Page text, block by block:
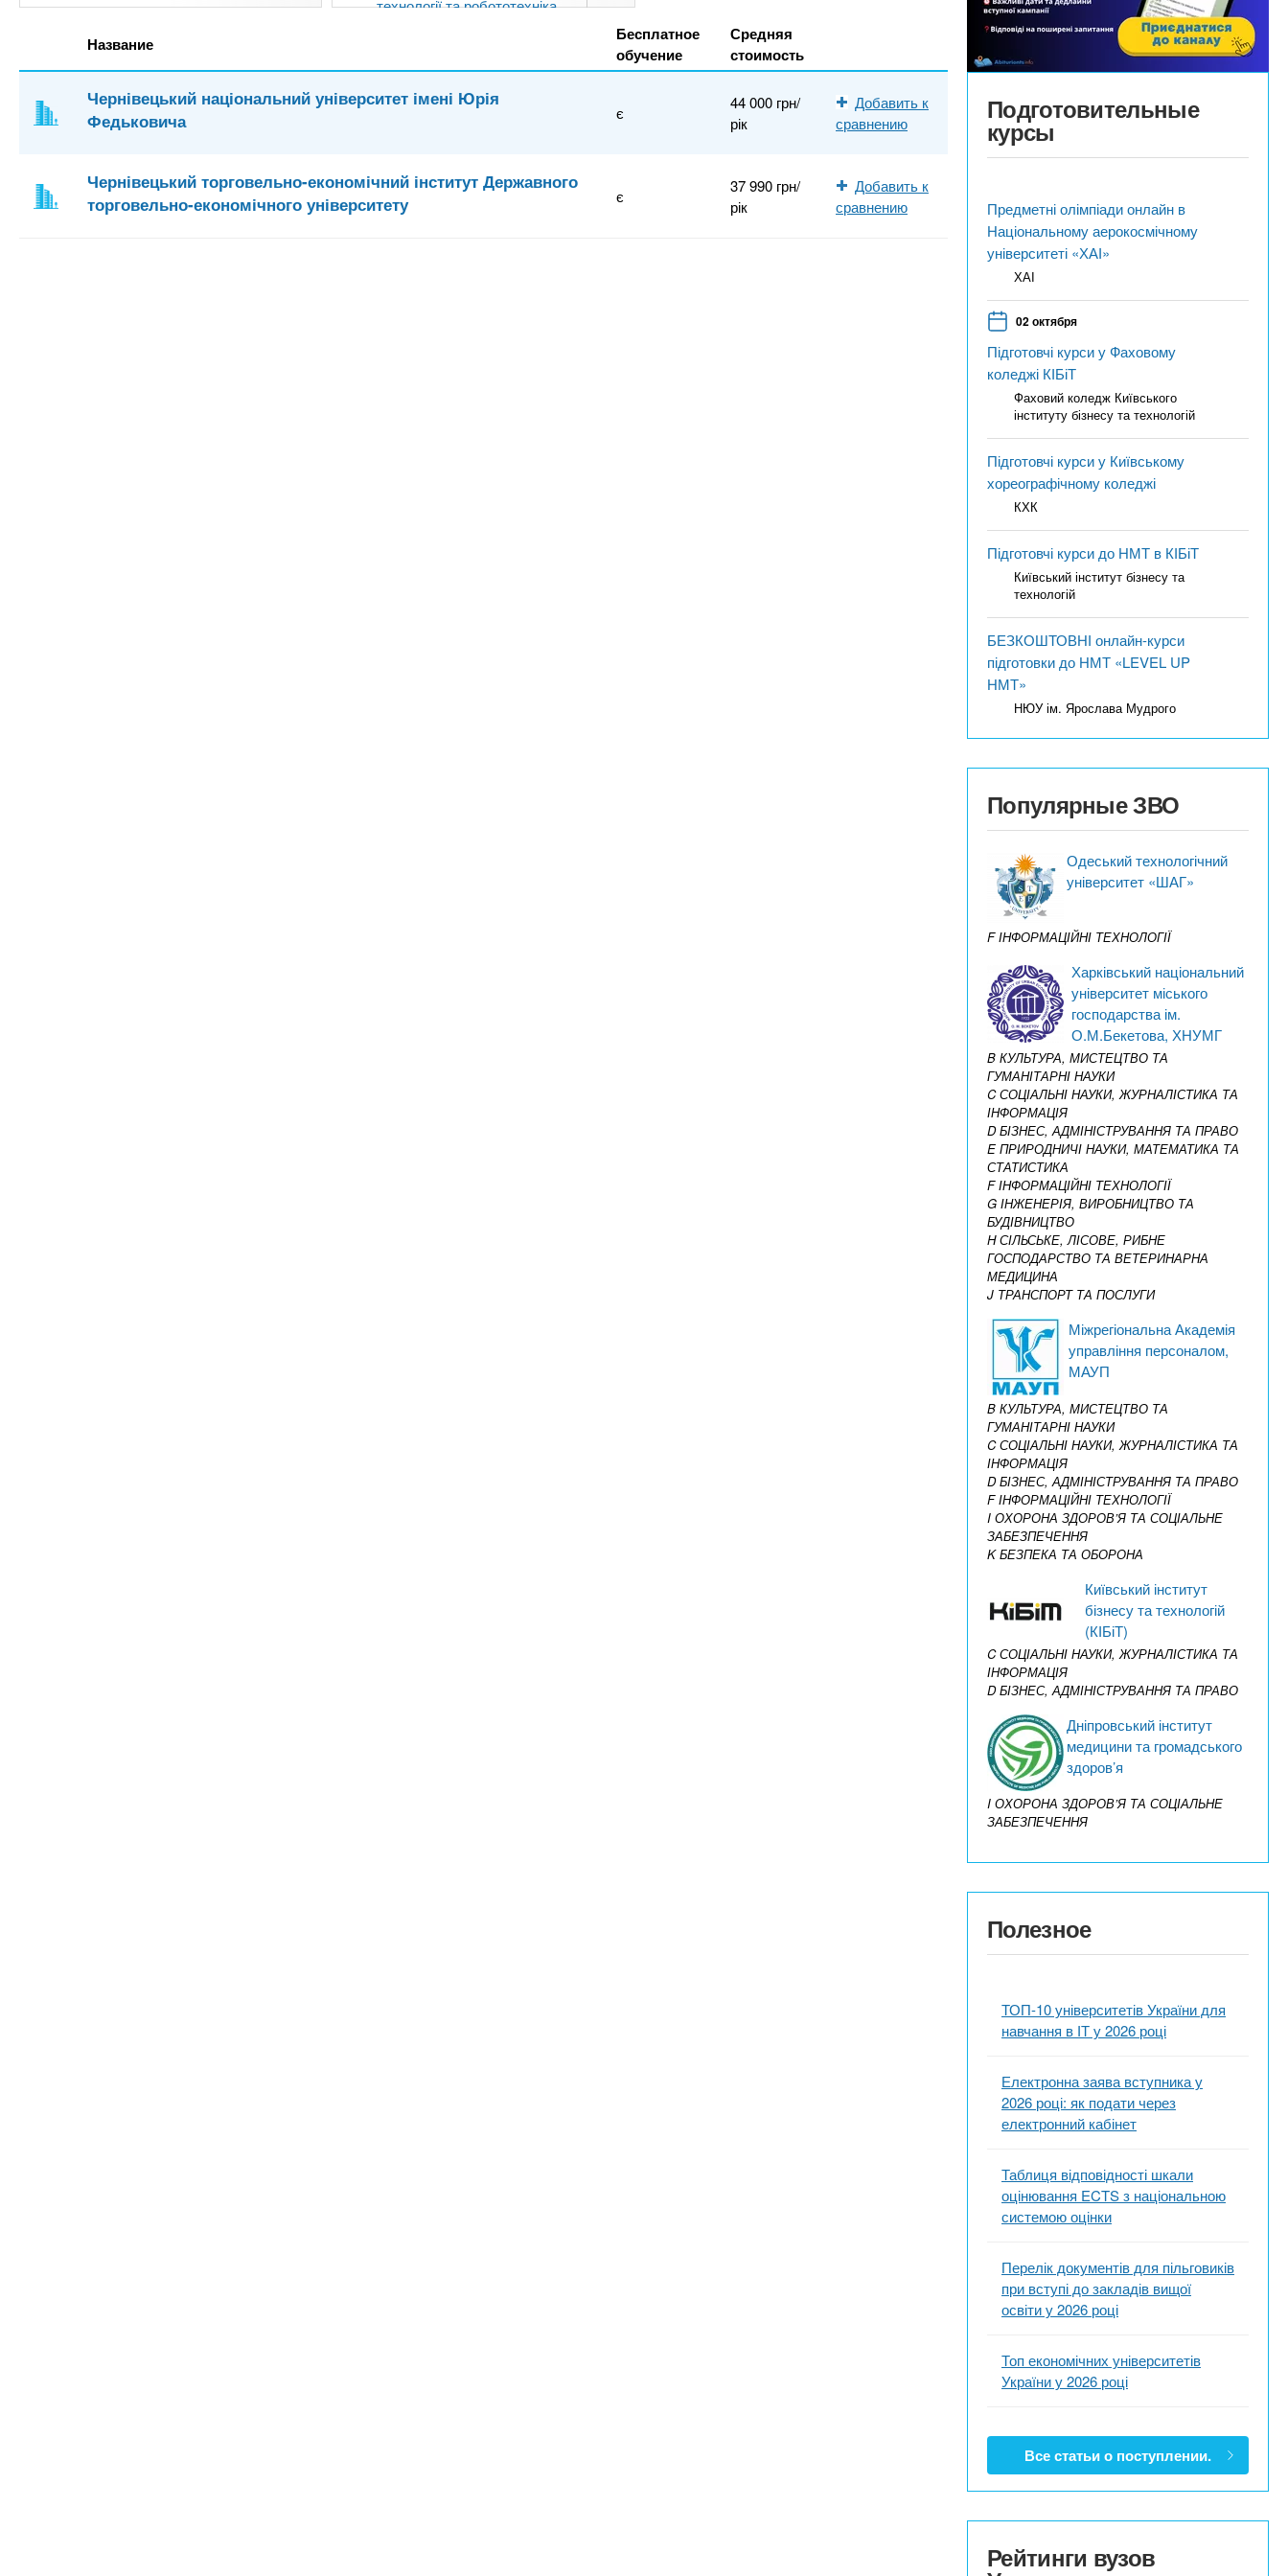
технології та робототехніка
Название
Бесплатное
обучение
Средняя
стоимость
Чернівецький національний університет імені Юрія
Федьковича
є
44 000 грн/
рік
Добавить к
сравнению
Чернівецький торговельно-економічний інститут Державного
торговельно-економічного університету
є
37 990 грн/
рік
Добавить к
сравнению
Подготовительные
курсы
Предметні олімпіади онлайн в
Національному аерокосмічному
університеті «ХАІ»
ХАІ
02 октября
Підготовчі курси у Фаховому
коледжі КІБіТ
Фаховий коледж Київського
інституту бізнесу та технологій
Підготовчі курси у Київському
хореографічному коледжі
КХК
Підготовчі курси до НМТ в КІБіТ
Київський інститут бізнесу та
технологій
БЕЗКОШТОВНІ онлайн-курси
підготовки до НМТ «LEVEL UP
НМТ»
НЮУ ім. Ярослава Мудрого
Популярные ЗВО
Одеський технологічний
університет «ШАГ»
F ІНФОРМАЦІЙНІ ТЕХНОЛОГІЇ
Харківський національний
університет міського
господарства ім.
О.М.Бекетова, ХНУМГ
B КУЛЬТУРА, МИСТЕЦТВО ТА
ГУМАНІТАРНІ НАУКИ
C СОЦІАЛЬНІ НАУКИ, ЖУРНАЛІСТИКА ТА
ІНФОРМАЦІЯ
D БІЗНЕС, АДМІНІСТРУВАННЯ ТА ПРАВО
E ПРИРОДНИЧІ НАУКИ, МАТЕМАТИКА ТА
СТАТИСТИКА
F ІНФОРМАЦІЙНІ ТЕХНОЛОГІЇ
G ІНЖЕНЕРІЯ, ВИРОБНИЦТВО ТА
БУДІВНИЦТВО
H СІЛЬСЬКЕ, ЛІСОВЕ, РИБНЕ
ГОСПОДАРСТВО ТА ВЕТЕРИНАРНА
МЕДИЦИНА
J ТРАНСПОРТ ТА ПОСЛУГИ
Міжрегіональна Академія
управління персоналом,
МАУП
B КУЛЬТУРА, МИСТЕЦТВО ТА
ГУМАНІТАРНІ НАУКИ
C СОЦІАЛЬНІ НАУКИ, ЖУРНАЛІСТИКА ТА
ІНФОРМАЦІЯ
D БІЗНЕС, АДМІНІСТРУВАННЯ ТА ПРАВО
F ІНФОРМАЦІЙНІ ТЕХНОЛОГІЇ
I ОХОРОНА ЗДОРОВ’Я ТА СОЦІАЛЬНЕ
ЗАБЕЗПЕЧЕННЯ
K БЕЗПЕКА ТА ОБОРОНА
Київський інститут
бізнесу та технологій
(КІБіТ)
C СОЦІАЛЬНІ НАУКИ, ЖУРНАЛІСТИКА ТА
ІНФОРМАЦІЯ
D БІЗНЕС, АДМІНІСТРУВАННЯ ТА ПРАВО
Дніпровський інститут
медицини та громадського
здоров’я
I ОХОРОНА ЗДОРОВ’Я ТА СОЦІАЛЬНЕ
ЗАБЕЗПЕЧЕННЯ
Полезное
ТОП-10 університетів України для
навчання в ІТ у 2026 році
Електронна заява вступника у
2026 році: як подати через
електронний кабінет
Таблиця відповідності шкали
оцінювання ECTS з національною
системою оцінки
Перелік документів для пільговиків
при вступі до закладів вищої
освіти у 2026 році
Топ економічних університетів
України у 2026 році
Все статьи о поступлении.
Рейтинги вузов